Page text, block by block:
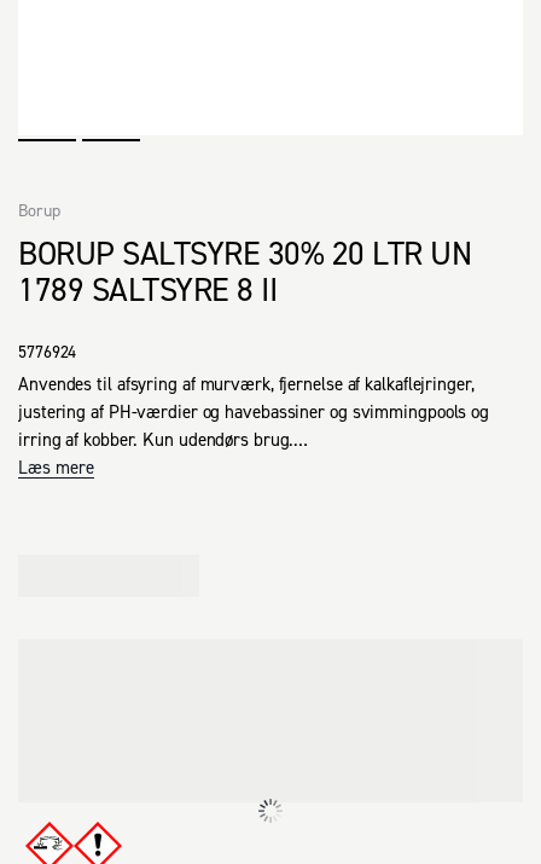
BORUP SALTSYRE 30% 20 LTR UN
1789 SALTSYRE 8 II
Borup
5776924
Anvendes til afsyring af murværk, fjernelse af kalkaflejringer,
justering af PH-værdier og havebassiner og svimmingpools og
irring af kobber. Kun udendørs brug.
Må ikke anvendes på terrazzogulve, marmor, aluminium samt
Læs mere